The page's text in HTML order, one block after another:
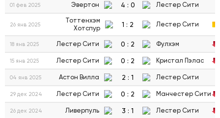
01 фев 2025 Эвертон 4 : 0 Лестер Сити
26 янв 2025
Тоттенхэм
Хотспур
1 : 2 Лестер Сити
18 янв 2025 Лестер Сити 0 : 2 Фулхэм
15 янв 2025 Лестер Сити 0 : 2 Кристал Пэлас
04 янв 2025 Астон Вилла 2 : 1 Лестер Сити
29 дек 2024 Лестер Сити 0 : 2 Манчестер Сити
26 дек 2024 Ливерпуль 3 : 1 Лестер Сити